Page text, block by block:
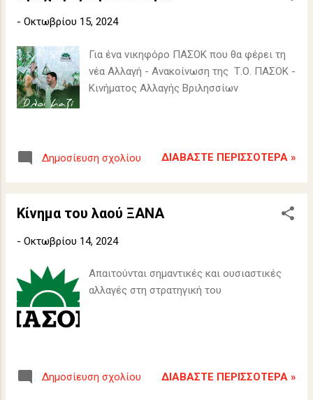
- Οκτωβρίου 15, 2024
Για ένα νικηφόρο ΠΑΣΟΚ που θα φέρει τη
νέα Αλλαγή - Ανακοίνωση της Τ.Ο. ΠΑΣΟΚ -
Κινήματος Αλλαγής Βριλησσίων
Δημοσίευση σχολίου ΔΙΑΒΆΣΤΕ ΠΕΡΙΣΣΌΤΕΡΑ »
Κίνημα του λαού ΞΑΝΑ
- Οκτωβρίου 14, 2024
Απαιτούνται σημαντικές και ουσιαστικές
αλλαγές στη στρατηγική του
Δημοσίευση σχολίου ΔΙΑΒΆΣΤΕ ΠΕΡΙΣΣΌΤΕΡΑ »